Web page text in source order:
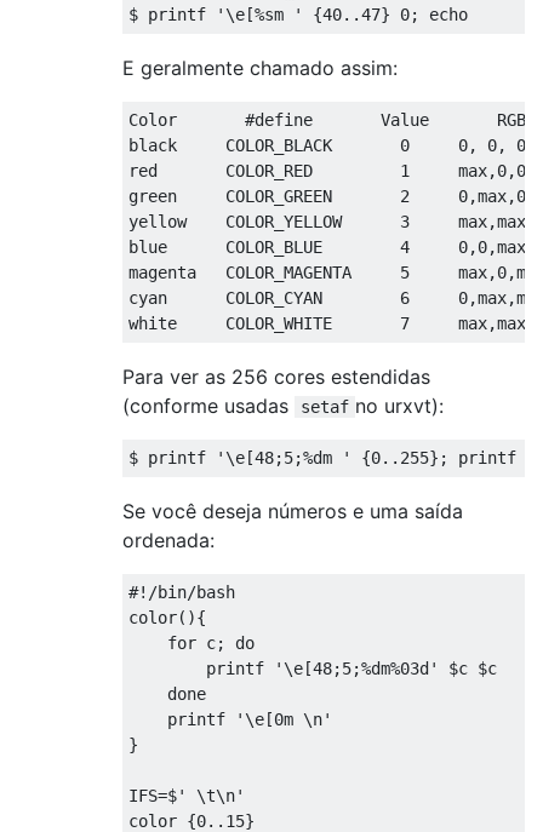
$ printf
'\e[%sm ' {40. .47} 0;
E geralmente chamado assim:
Color
#define       Value       RGB
black     COLOR_BLACK 0 0, 0,
0
red       COLOR_RED 1
     max
,0,0
green     COLOR_GREEN 2 0,max,0
yellow    COLOR_YELLOW 3
     max
,max
blue      COLOR_BLUE 4 0,0,max
magenta   COLOR_MAGENTA 5
     max
,0,
cyan      COLOR_CYAN 6 0,max,
white     COLOR_WHITE 7
     max
,max
Para ver as 256 cores estendidas
(conforme usadas
setaf no urxvt):
$ printf '\e[48;5;%dm ' {0. . 255}; printf
Se você deseja números e uma saída
ordenada:
#!/bin/bash
color(){
for c;
do
        printf
'\e[48;5;%dm%03d'
$c $c
done
    printf
'\e[0m \n'
}
IFS=$' \t\n'
color {0. . 15}